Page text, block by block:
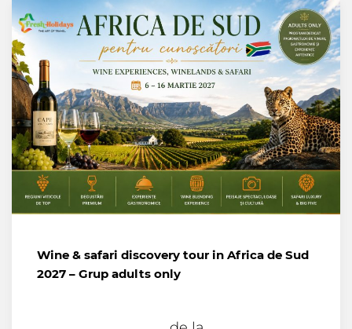
Wine & safari discovery tour in Africa de Sud
2027 – Grup adults only